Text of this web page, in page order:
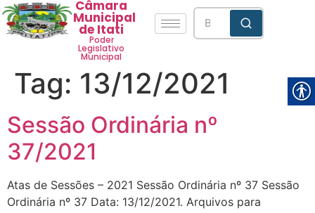
Câmara
Municipal
de Itati
Poder
Legislativo
Municipal
Tag: 13/12/2021
Sessão Ordinária nº
37/2021
Atas de Sessões – 2021 Sessão Ordinária nº 37 Sessão
Ordinária nº 37 Data: 13/12/2021. Arquivos para